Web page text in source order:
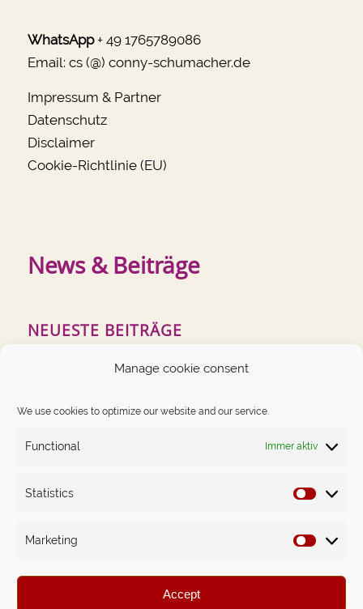
Manage cookie consent
We use cookies to optimize our website and our service.
Functional Immer aktiv
Statistics
Marketing
Accept
WhatsApp+ 49 1765789086
Email: cs (@) conny-schumacher.de
Impressum & Partner
Datenschutz
Disclaimer
Cookie-Richtlinie (EU)
News & Beiträge
NEUESTE BEITRÄGE
machen, als du bist.
raus aus dem finanziellen Würgegriff.